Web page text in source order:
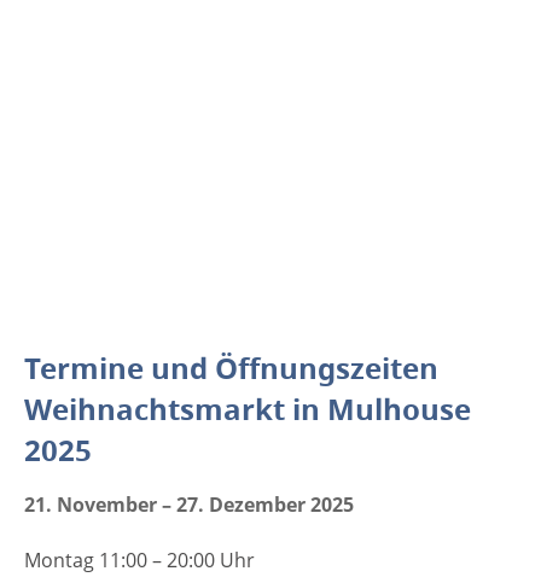
Termine und Öffnungszeiten
Weihnachtsmarkt in Mulhouse
2025
21. November – 27. Dezember 2025
Montag 11:00 – 20:00 Uhr